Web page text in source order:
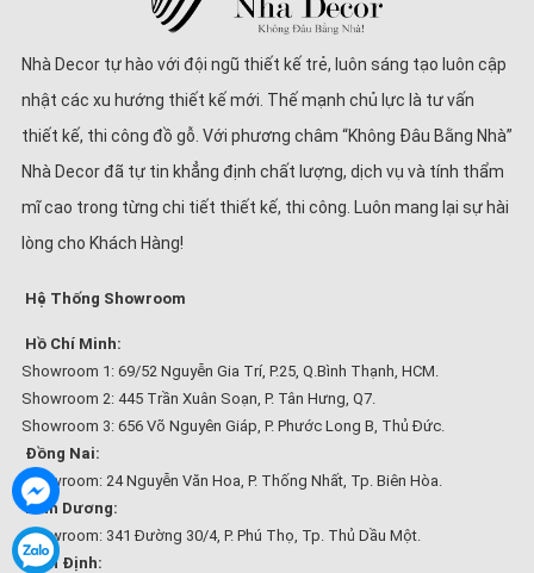
Nhà Decor tự hào với đội ngũ thiết kế trẻ, luôn sáng tạo luôn cập
nhật các xu hướng thiết kế mới. Thế mạnh chủ lực là tư vấn
thiết kế, thi công đồ gỗ. Với phương châm “Không Đâu Bằng Nhà”
Nhà Decor đã tự tin khẳng định chất lượng, dịch vụ và tính thẩm
mĩ cao trong từng chi tiết thiết kế, thi công. Luôn mang lại sự hài
lòng cho Khách Hàng!
Hệ Thống Showroom
Hồ Chí Minh:
Showroom 1: 69/52 Nguyễn Gia Trí, P.25, Q.Bình Thạnh, HCM.
Showroom 2: 445 Trần Xuân Soạn, P. Tân Hưng, Q7.
Showroom 3: 656 Võ Nguyên Giáp, P. Phước Long B, Thủ Đức.
Đồng Nai:
Showroom: 24 Nguyễn Văn Hoa, P. Thống Nhất, Tp. Biên Hòa.
Bình Dương:
Showroom: 341 Đường 30/4, P. Phú Thọ, Tp. Thủ Dầu Một.
Bình Định: